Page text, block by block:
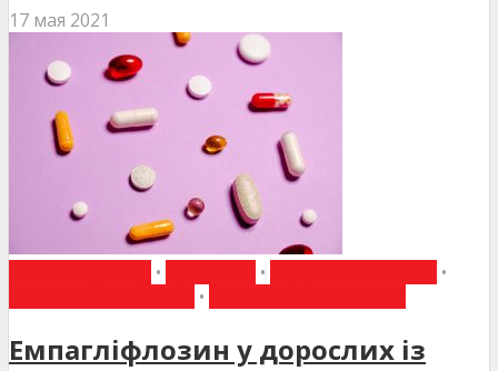
17 мая 2021
• •
•
•
Емпагліфлозин у дорослих із